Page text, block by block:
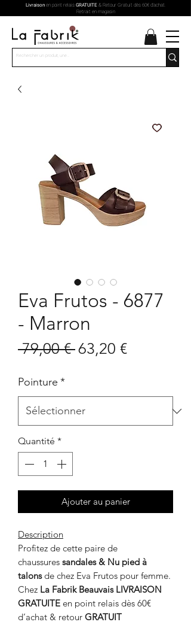
Livraisonen point relais GRATUITE& Retour Gratuit dès 60€ d'achat.
Retrait en magasin
Eva Frutos - 6877
- Marron
79,00 € Prix
63,20 €Prix
Pointure *
Quantité *
Ajouter au panier
Description
Profitez de cette paire de
chaussures sandales & Nu pied à
talonsde chez Eva Frutos pour femme.
Chez La Fabrik Beauvais LIVRAISON
GRATUITE en point relais dès 60€
d’achat & retour GRATUIT